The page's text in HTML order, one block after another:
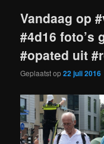
Vandaag op
#4d16 foto’s
#opated uit
Geplaatst op22 juli 2016